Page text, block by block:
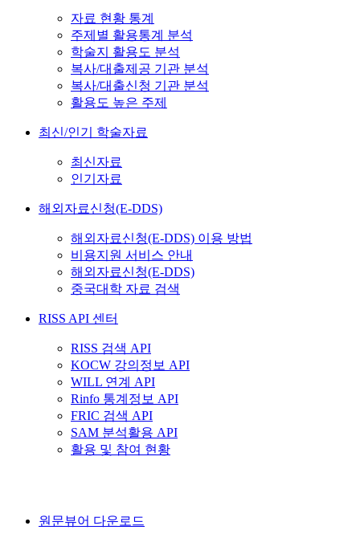
자료 현황 통계
주제별 활용통계 분석
학술지 활용도 분석
복사/대출제공 기관 분석
복사/대출신청 기관 분석
활용도 높은 주제
최신/인기 학술자료
최신자료
인기자료
해외자료신청(E-DDS)
해외자료신청(E-DDS) 이용 방법
비용지원 서비스 안내
해외자료신청(E-DDS)
중국대학 자료 검색
RISS API 센터
RISS 검색 API
KOCW 강의정보 API
WILL 연계 API
Rinfo 통계정보 API
FRIC 검색 API
SAM 분석활용 API
활용 및 참여 현황
원문뷰어 다운로드